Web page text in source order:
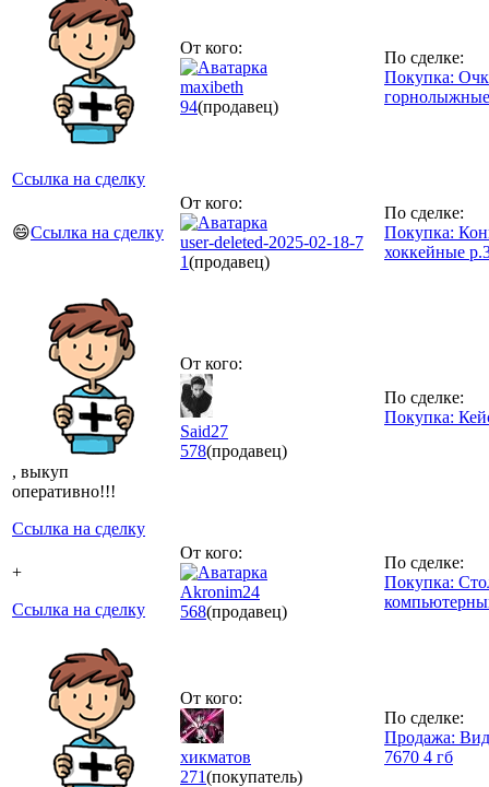
Ссылка на сделку
От кого:
maxibeth
94(продавец)
По сделке:
Покупка:
горнолыжные
😄Ссылка на сделку
От кого:
user-deleted-2025-02-18-7
1(продавец)
По сделке:
Покупка:
хоккейные
, выкуп
оперативно!!!
Ссылка на сделку
От кого:
Said27
578(продавец)
По сделке:
Покупка:
+
Ссылка на сделку
От кого:
Akronim24
568(продавец)
По сделке:
Покупка:
От кого:
хикматов
271(покупатель)
По сделке:
Продажа:
7670 4 гб